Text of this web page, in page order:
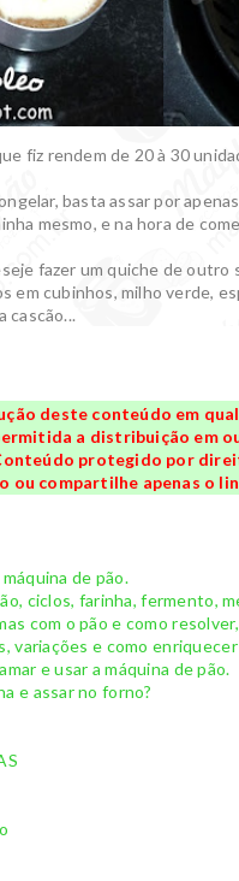
fiz rendem de 20 à 30
basta assar por
mesmo, e na hora de
fazer um quiche de
em cubinhos, milho verde,
cascão...
deste conteúdo em
a distribuição em
protegido por
ou compartilhe apenas o
de pão.
ciclos, farinha, fermento,
com o pão e como
variações e como enriquecer
e usar a máquina de pão.
e assar no forno?